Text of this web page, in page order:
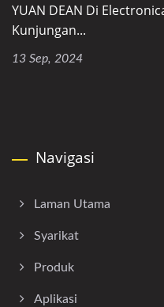
YUAN DEAN Di
Kunjungan...
13 Sep, 2024
Navigasi
Laman Utama
Syarikat
Produk
Aplikasi